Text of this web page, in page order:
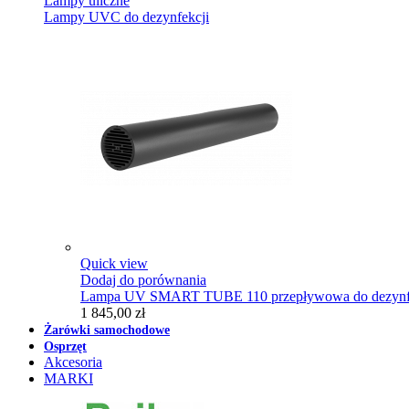
Lampy UVC do dezynfekcji
Quick view
Dodaj do porównania
Lampa UV SMART TUBE 110 przepływowa do
1 845,00 zł
Żarówki samochodowe
Osprzęt
Akcesoria
MARKI